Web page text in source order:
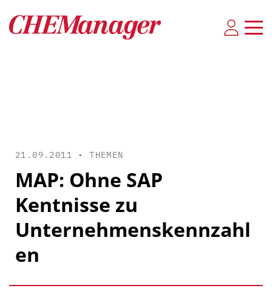
21.09.2011 •THEMEN
MAP: Ohne SAP
Kentnisse zu
Unternehmenskennzahl
en